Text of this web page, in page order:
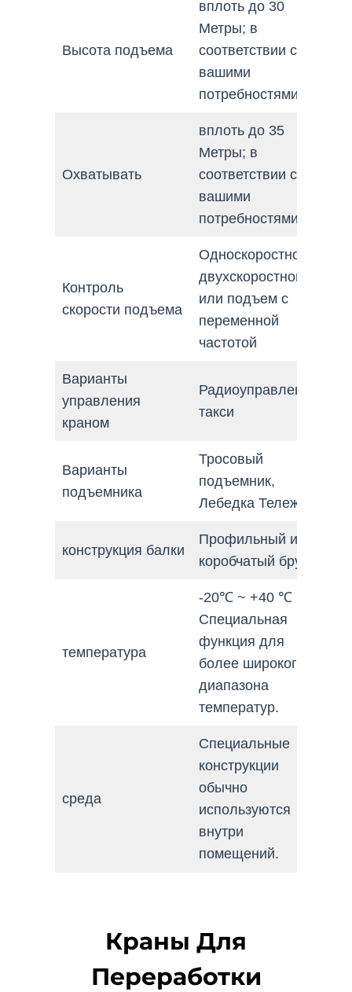
Высота подъема
вплоть до 30
Метры; в
соответствии с
вашими
потребностями
Охватывать
вплоть до 35
Метры; в
соответствии с
вашими
потребностями
Контроль
скорости подъема
Односкоростной,
двухскоростной,
или подъем с
переменной
частотой
Варианты
управления
краном
Радиоуправление,
такси
Варианты
подъемника
Тросовый
подъемник,
Лебедка Тележка
конструкция балки
Профильный или
коробчатый брус
температура
-20℃ ~ +40 ℃
Специальная
функция для
более широкого
диапазона
температур.
среда
Специальные
конструкции
обычно
используются
внутри
помещений.
Краны Для
Переработки